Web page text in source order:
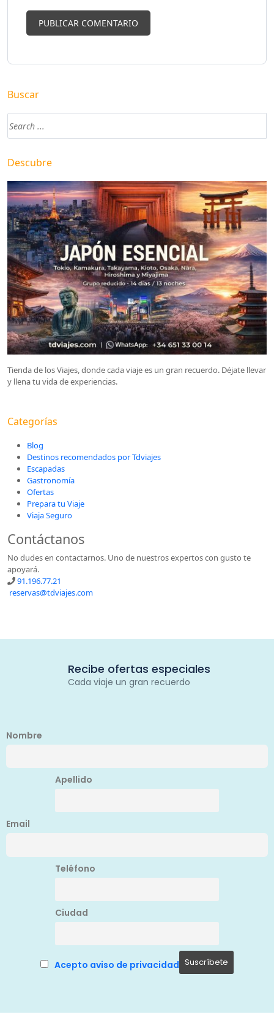
Buscar
Descubre
Tienda de los Viajes, donde cada viaje es un gran recuerdo. Déjate llevar
y llena tu vida de experiencias.
Categorías
Blog
Destinos recomendados por Tdviajes
Escapadas
Gastronomía
Ofertas
Prepara tu Viaje
Viaja Seguro
Contáctanos
No dudes en contactarnos. Uno de nuestros expertos con gusto te
apoyará.
91.196.77.21
reservas@tdviajes.com
Recibe ofertas especiales
Cada viaje un gran recuerdo
Nombre
Apellido
Email
Teléfono
Ciudad
Acepto aviso de privacidad